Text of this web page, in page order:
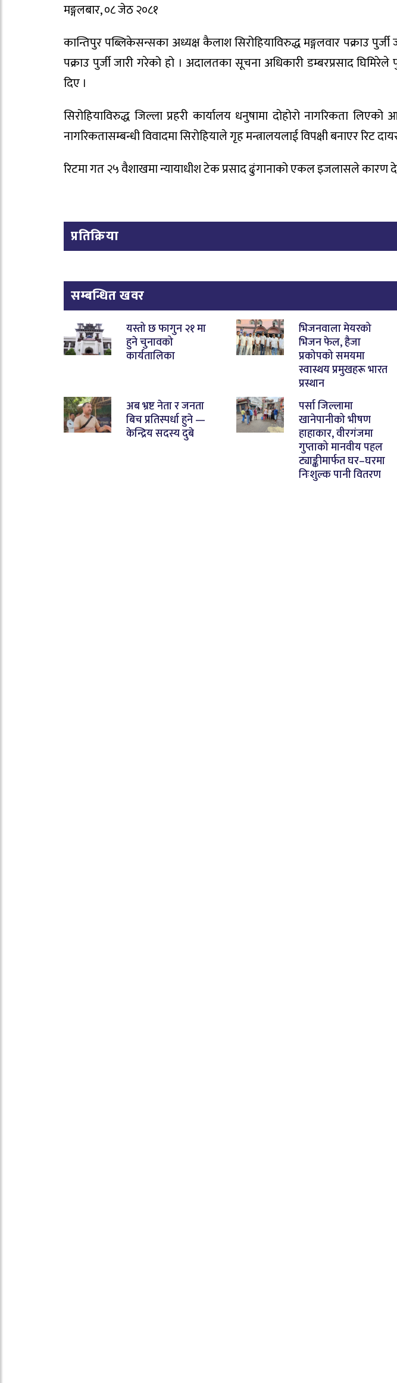
मङ्गलबार, ०८ जेठ २०८१
कान्तिपुर पब्लिकेसन्सका अध्यक्ष कैलाश सिरोहियाविरुद्ध मङ्गलवार पक्राउ
पक्राउ पुर्जी जारी गरेको हो । अदालतका सूचना अधिकारी डम्बरप्रसाद घिमिरेले
दिए ।
सिरोहियाविरुद्ध जिल्ला प्रहरी कार्यालय धनुषामा दोहोरो नागरिकता
नागरिकतासम्बन्धी विवादमा सिरोहियाले गृह मन्त्रालयलाई विपक्षी बनाएर रिट
रिटमा गत २५ वैशाखमा न्यायाधीश टेक प्रसाद ढुंगानाको एकल इजलासले कारण
प्रतिक्रिया
सम्बन्धित खवर
यस्तो छ फागुन २१ मा
हुने चुनावको
कार्यतालिका
भिजनवाला मेयरको
भिजन फेल, हैजा
प्रकोपको समयमा
स्वास्थय प्रमुखहरू भारत
प्रस्थान
अब भ्रष्ट नेता र जनता
बिच प्रतिस्पर्धा हुने —
केन्द्रिय सदस्य दुबे
पर्सा जिल्लामा
खानेपानीको भीषण
हाहाकार, वीरगंजमा
गुप्ताको मानवीय पहल
ट्याङ्कीमार्फत घर–घरमा
निःशुल्क पानी वितरण